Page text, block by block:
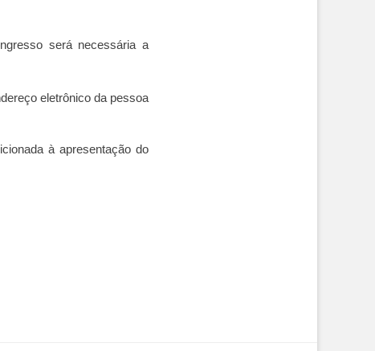
será necessária a
eletrônico da pessoa
à apresentação do